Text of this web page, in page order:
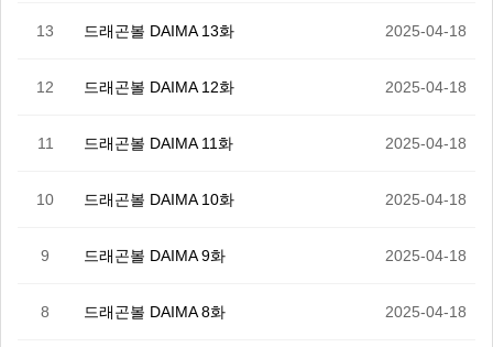
13 드래곤볼 DAIMA 13화 2025-04-18
12 드래곤볼 DAIMA 12화 2025-04-18
11 드래곤볼 DAIMA 11화 2025-04-18
10 드래곤볼 DAIMA 10화 2025-04-18
9 드래곤볼 DAIMA 9화 2025-04-18
8 드래곤볼 DAIMA 8화 2025-04-18